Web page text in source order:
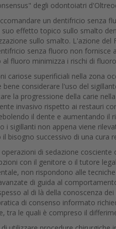
degli odontoiatri
un dentifricio senza
suo effetto topico sullo smalto
sullo smalto. L'azione
senza fluoro non fornisce
al fluoro minimizza i rischi di
cariose superificiali nella zona
bene considerare l'uso del
la progressione della carie
invasivo rispetto ai restauri
il dente e aumentando il
i sigillanti non appena viene
il bisogno successivo di una cura
operazioni di sedazione
con il genitore o il tutore
non rispondono alle
di guida al
al di là della conoscenza
di consenso informato
tra le quali è compreso il